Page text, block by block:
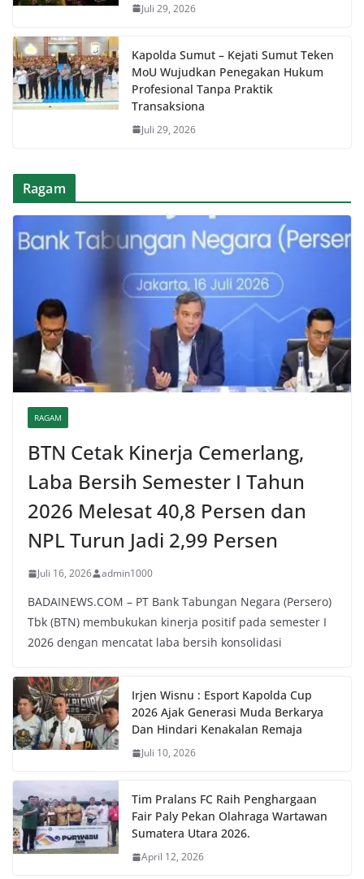
Juli 29, 2026
Kapolda Sumut – Kejati Sumut Teken
MoU Wujudkan Penegakan Hukum
Profesional Tanpa Praktik
Transaksiona
Juli 29, 2026
Ragam
RAGAM
BTN Cetak Kinerja Cemerlang,
Laba Bersih Semester I Tahun
2026 Melesat 40,8 Persen dan
NPL Turun Jadi 2,99 Persen
Juli 16, 2026 admin1000
BADAINEWS.COM – PT Bank Tabungan Negara (Persero)
Tbk (BTN) membukukan kinerja positif pada semester I
2026 dengan mencatat laba bersih konsolidasi
Irjen Wisnu : Esport Kapolda Cup
2026 Ajak Generasi Muda Berkarya
Dan Hindari Kenakalan Remaja
Juli 10, 2026
Tim Pralans FC Raih Penghargaan
Fair Paly Pekan Olahraga Wartawan
Sumatera Utara 2026.
April 12, 2026